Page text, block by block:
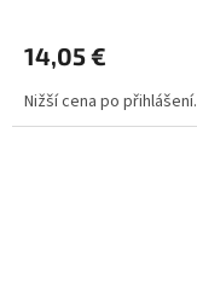
14,05 €
Nižší cena po přihlášení.